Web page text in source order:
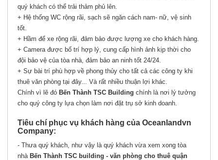
quý khách có thể trải thảm phủ lên.
+ Hệ thống WC rộng rãi, sạch sẽ ngăn cách nam- nữ, vệ sinh
tốt.
+ Hầm để xe rộng rãi, đảm bảo được lượng xe cho khách hàng.
+ Camera được bố trí hợp lý, cung cấp hình ảnh kịp thời cho
đội bảo vệ của tòa nhà, đảm bảo an ninh tốt 24/24.
+ Sự bài trí phù hợp về phong thủy cho tất cả các công ty khi
thuê văn phòng tại đây... Và rất nhiều thuận lợi khác.
Chính vì lẽ đó Bến Thành TSC Building chính là nơi lý tưởng
cho quý công ty lựa chọn làm nơi đặt trụ sở kinh doanh.
Tiêu chí phục vụ khách hàng của Oceanlandvn
Company:
- Thưa quý khách, như vậy là quý khách vừa xem xong tòa
nhà Bến Thành TSC building - văn phòng cho thuê quận